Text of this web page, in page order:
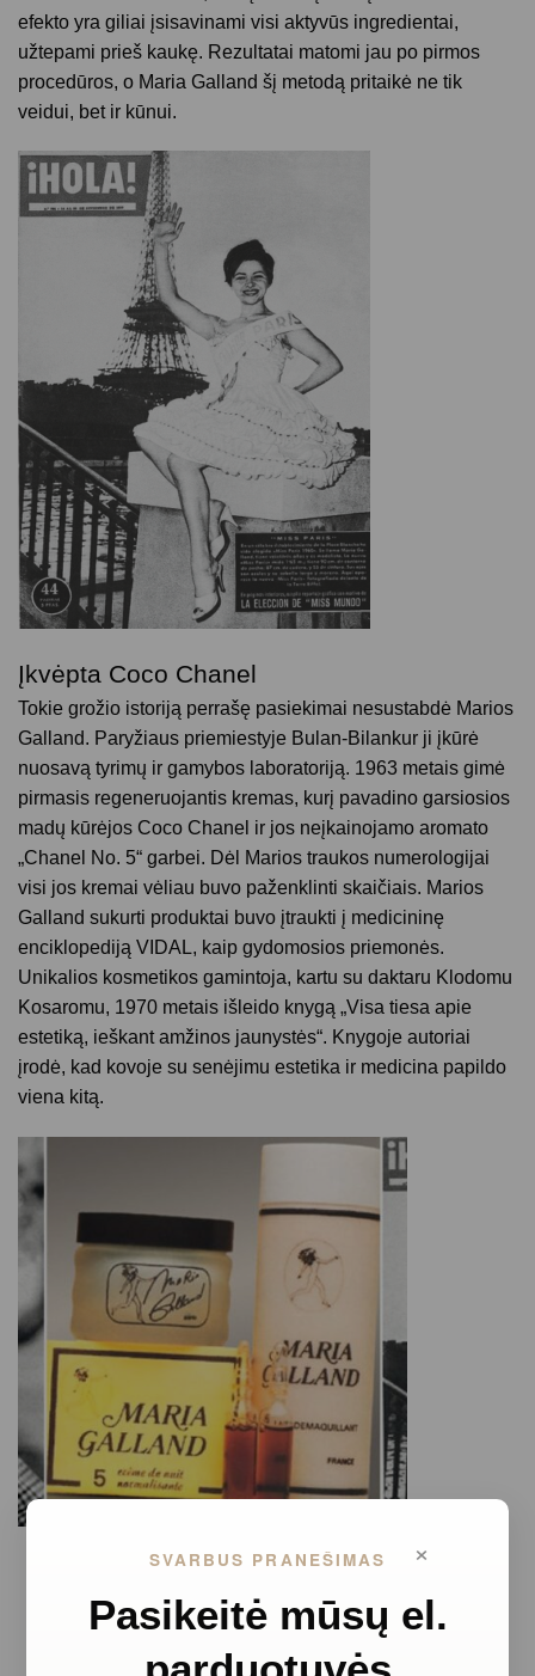
×
SVARBUS PRANEŠIMAS
Pasikeitė mūsų el.
efekto yra giliai įsisavinami visi aktyvūs ingredientai,
užtepami prieš kaukę. Rezultatai matomi jau po pirmos
procedūros, o Maria Galland šį metodą pritaikė ne tik
veidui, bet ir kūnui.
Įkvėpta Coco Chanel
Tokie grožio istoriją perrašę pasiekimai nesustabdė Marios
Galland. Paryžiaus priemiestyje Bulan-Bilankur ji įkūrė
nuosavą tyrimų ir gamybos laboratoriją. 1963 metais gimė
pirmasis regeneruojantis kremas, kurį pavadino garsiosios
madų kūrėjos Coco Chanel ir jos neįkainojamo aromato
„Chanel No. 5“ garbei. Dėl Marios traukos numerologijai
visi jos kremai vėliau buvo paženklinti skaičiais. Marios
Galland sukurti produktai buvo įtraukti į medicininę
enciklopediją VIDAL, kaip gydomosios priemonės.
Unikalios kosmetikos gamintoja, kartu su daktaru Klodomu
Kosaromu, 1970 metais išleido knygą „Visa tiesa apie
estetiką, ieškant amžinos jaunystės“. Knygoje autoriai
įrodė, kad kovoje su senėjimu estetika ir medicina papildo
viena kitą.